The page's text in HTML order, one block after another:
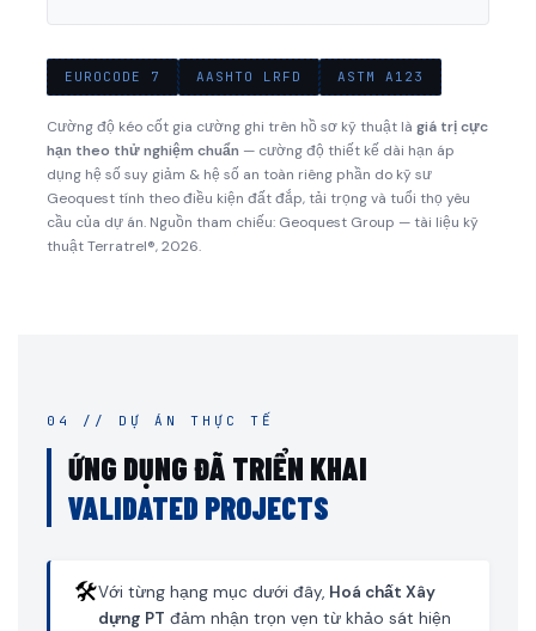
EUROCODE 7 AASHTO LRFD ASTM A123
Cường độ kéo cốt gia cường ghi trên hồ sơ kỹ thuật là giá trị cực
hạn theo thử nghiệm chuẩn — cường độ thiết kế dài hạn áp
dụng hệ số suy giảm & hệ số an toàn riêng phần do kỹ sư
Geoquest tính theo điều kiện đất đắp, tải trọng và tuổi thọ yêu
cầu của dự án. Nguồn tham chiếu: Geoquest Group — tài liệu kỹ
thuật Terratrel®, 2026.
04 // DỰ ÁN THỰC TẾ
ỨNG DỤNG ĐÃ TRIỂN KHAI
VALIDATED PROJECTS
🛠️Với từng hạng mục dưới đây, Hoá chất Xây
dựng PT đảm nhận trọn vẹn từ khảo sát hiện